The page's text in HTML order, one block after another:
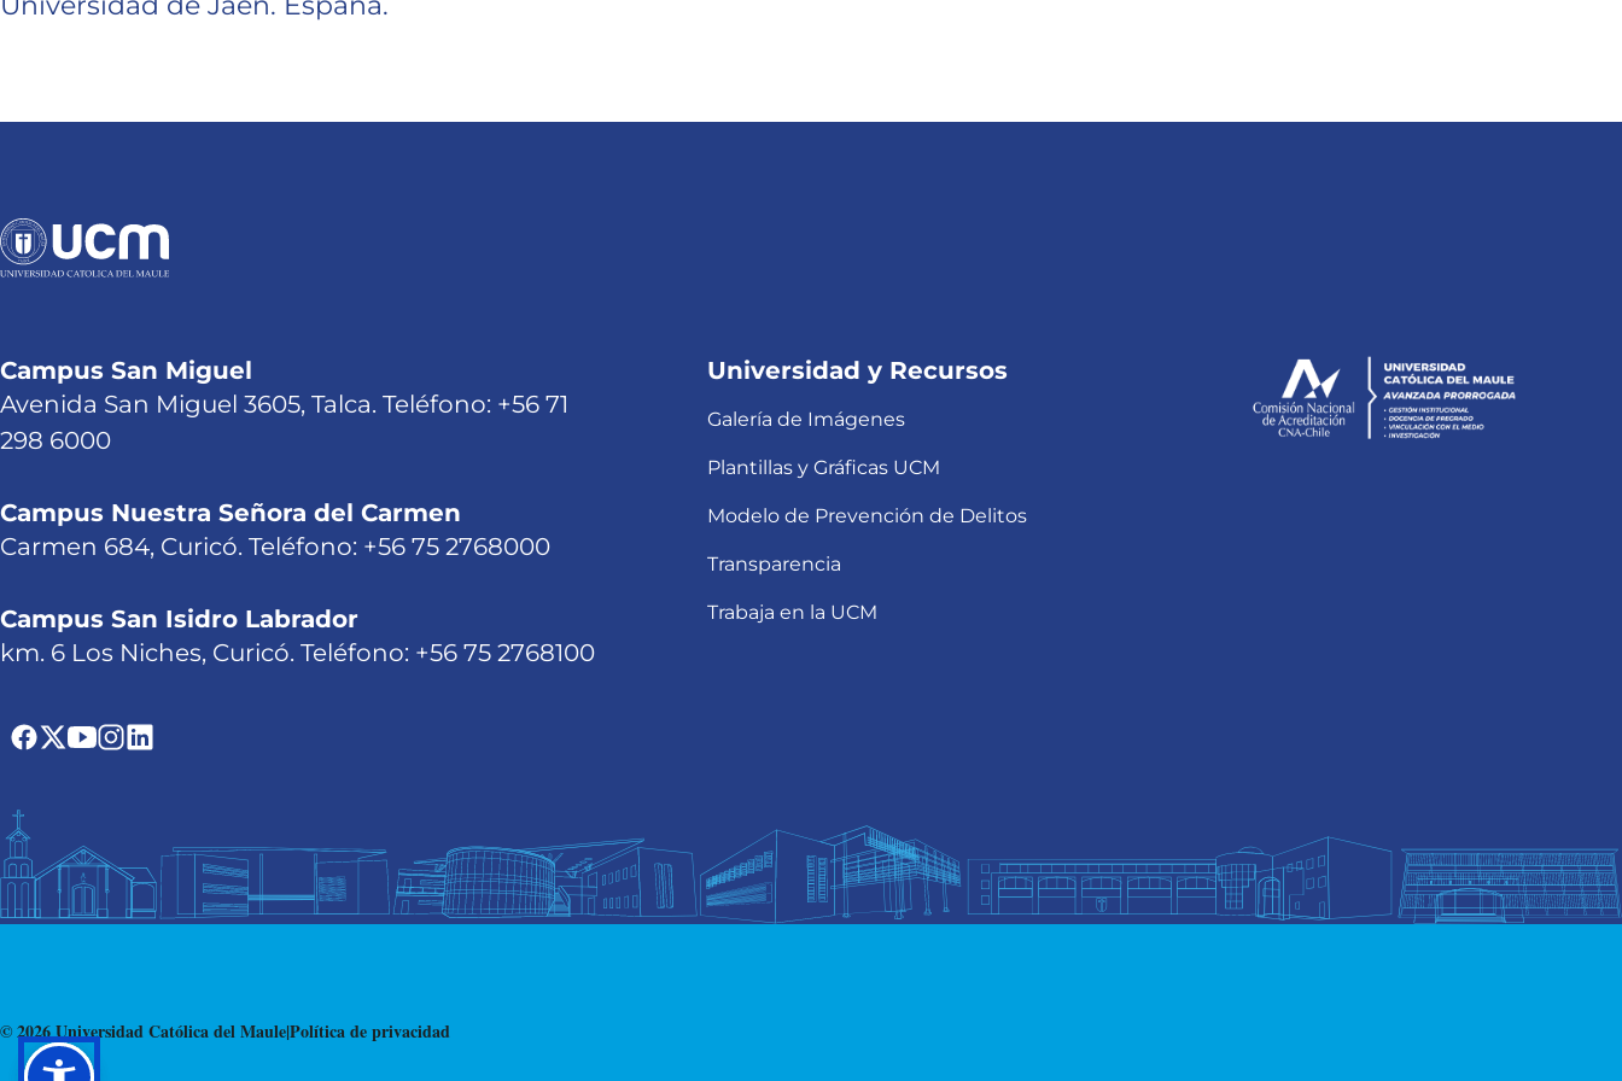
Campus San Miguel
Avenida San Miguel 3605, Talca. Teléfono: +56 71
298 6000
Campus Nuestra Señora del Carmen
Carmen 684, Curicó. Teléfono: +56 75 2768000
Campus San Isidro Labrador
km. 6 Los Niches, Curicó. Teléfono: +56 75 2768100
Universidad y Recursos
Galería de Imágenes
Plantillas y Gráficas UCM
Modelo de Prevención de Delitos
Transparencia
Trabaja en la UCM
© 2026 Universidad Católica del Maule|Política de privacidad